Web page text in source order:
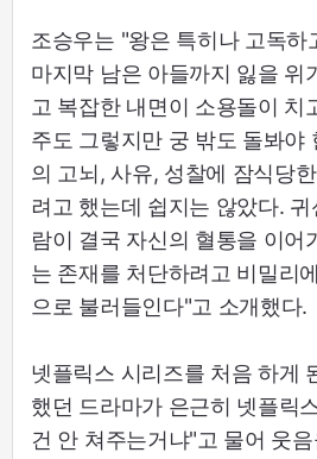
조승우는 "왕은 특히나 고독하
마지막 남은 아들까지 잃을 위
고 복잡한 내면이 소용돌이 치
주도 그렇지만 궁 밖도 돌봐야
의 고뇌, 사유, 성찰에 잠식당
려고 했는데 쉽지는 않았다.
람이 결국 자신의 혈통을 이어
는 존재를 처단하려고 비밀리
으로 불러들인다"고 소개했다.
넷플릭스 시리즈를 처음 하게
했던 드라마가 은근히 넷플릭
건 안 쳐주는거냐"고 물어 웃